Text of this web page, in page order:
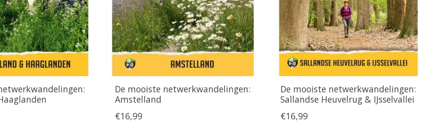
De mooiste netwerkwandelingen:
Amstelland
€16,99
De mooiste netwerkwandelingen:
Sallandse Heuvelrug & IJsselvallei
€16,99